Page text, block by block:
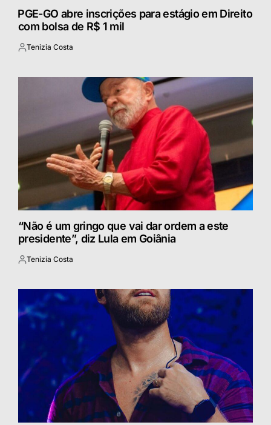
⁠PGE-GO abre inscrições para estágio em Direito
com bolsa de R$ 1 mil
Postado
Tenizia Costa
“Não é um gringo que vai dar ordem a este
presidente”, diz Lula em Goiânia
Postado
Tenizia Costa